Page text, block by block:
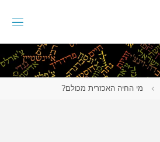
מי החיה האכזרית מכולם?